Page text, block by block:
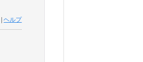
|ヘルプ